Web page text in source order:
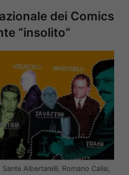
dei Comics
“insolito”
Albertarelli, Romano Calisi,